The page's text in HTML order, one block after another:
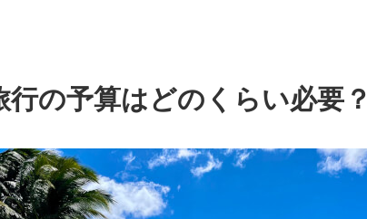
の予算はどのくらい必要？